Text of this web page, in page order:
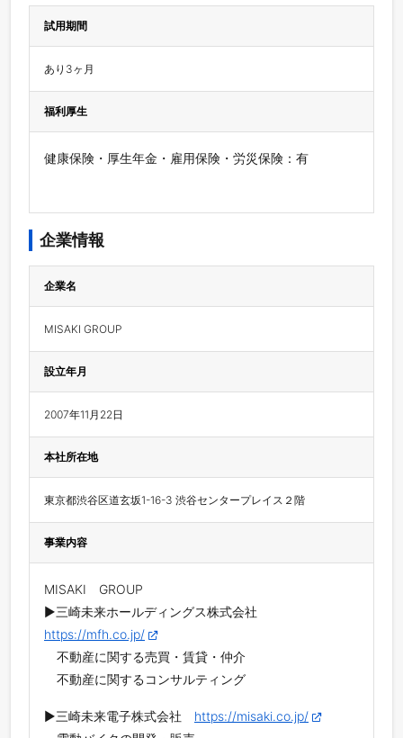
試用期間
あり3ヶ月
福利厚生
健康保険・厚生年金・雇用保険・労災保険：有
企業情報
企業名
MISAKI GROUP
設立年月
2007年11月22日
本社所在地
東京都渋谷区道玄坂1-16-3 渋谷センタープレイス２階
事業内容
MISAKI GROUP
▶三崎未来ホールディングス株式会社
https://mfh.co.jp/
不動産に関する売買・賃貸・仲介
不動産に関するコンサルティング
▶三崎未来電子株式会社 https://misaki.co.jp/